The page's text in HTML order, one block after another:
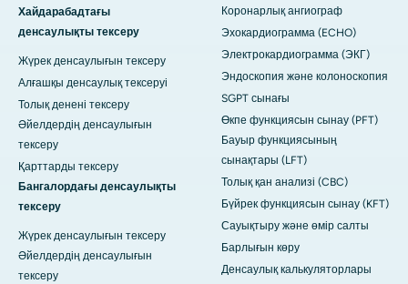
Хайдарабадтағы
денсаулықты тексеру
Жүрек денсаулығын тексеру
Алғашқы денсаулық тексеруі
Толық денені тексеру
Әйелдердің денсаулығын
тексеру
Қарттарды тексеру
Бангалордағы денсаулықты
тексеру
Жүрек денсаулығын тексеру
Әйелдердің денсаулығын
тексеру
Коронарлық ангиограф
Эхокардиограмма (ECHO)
Электрокардиограмма (ЭКГ)
Эндоскопия және колоноскопия
SGPT сынағы
Өкпе функциясын сынау (PFT)
Бауыр функциясының
сынақтары (LFT)
Толық қан анализі (CBC)
Бүйрек функциясын сынау (KFT)
Сауықтыру және өмір салты
Барлығын көру
Денсаулық калькуляторлары